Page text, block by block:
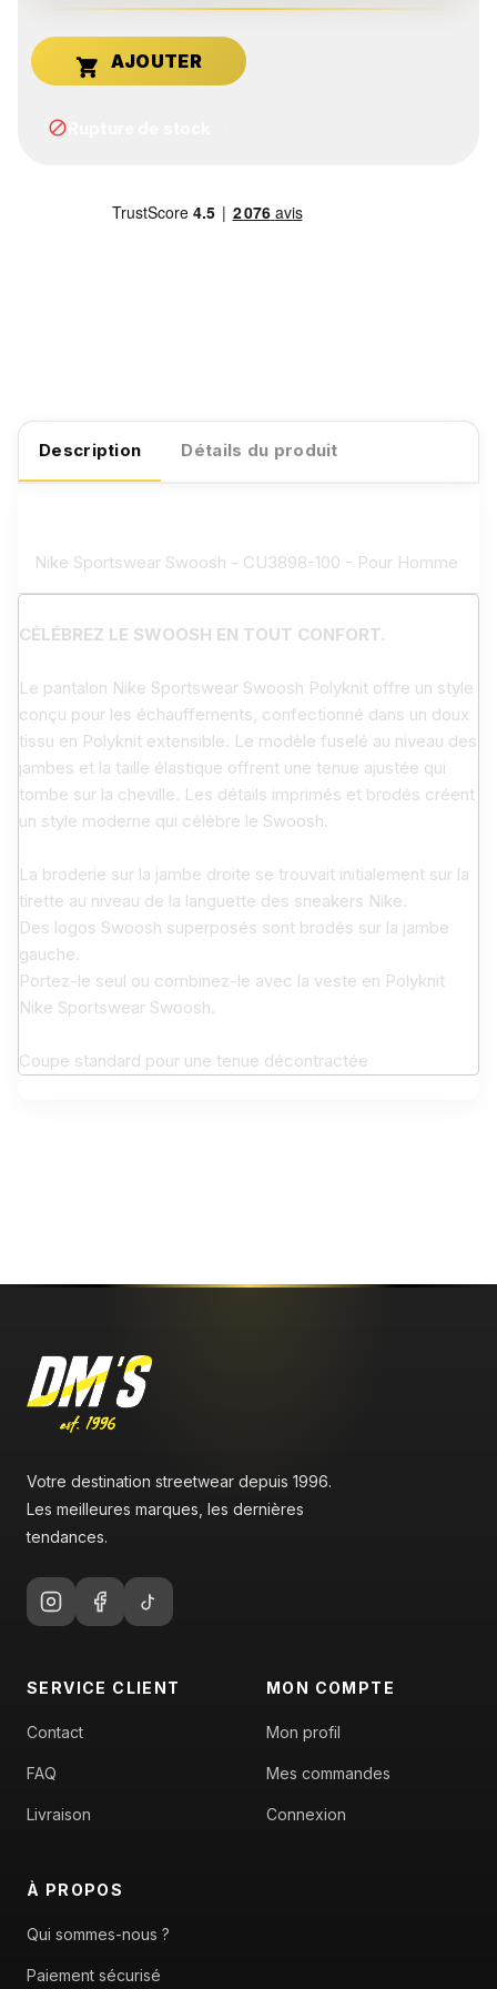


Description Détails du produit
Nike Sportswear Swoosh - CU3898-100 - Pour Homme
CÉLÉBREZ LE SWOOSH EN TOUT CONFORT.
Le pantalon Nike Sportswear Swoosh Polyknit offre un style
conçu pour les échauffements, confectionné dans un doux
tissu en Polyknit extensible. Le modèle fuselé au niveau des
jambes et la taille élastique offrent une tenue ajustée qui
tombe sur la cheville. Les détails imprimés et brodés créent
un style moderne qui célèbre le Swoosh.
La broderie sur la jambe droite se trouvait initialement sur la
tirette au niveau de la languette des sneakers Nike.
Des logos Swoosh superposés sont brodés sur la jambe
gauche.
Portez-le seul ou combinez-le avec la veste en Polyknit
Nike Sportswear Swoosh.
Coupe standard pour une tenue décontractée
Votre destination streetwear depuis 1996.
Les meilleures marques, les dernières
tendances.
SERVICE CLIENT
Contact
FAQ
Livraison
MON COMPTE
Mon profil
Mes commandes
Connexion
À PROPOS
Qui sommes-nous ?
Paiement sécurisé